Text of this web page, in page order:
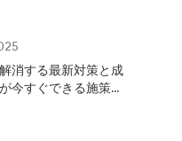
消する最新対策と成
今すぐできる施策と